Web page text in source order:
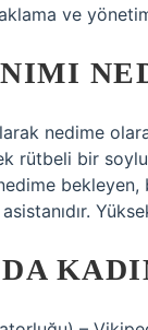
ve
nedime
rütbeli bir
asistanıdır.